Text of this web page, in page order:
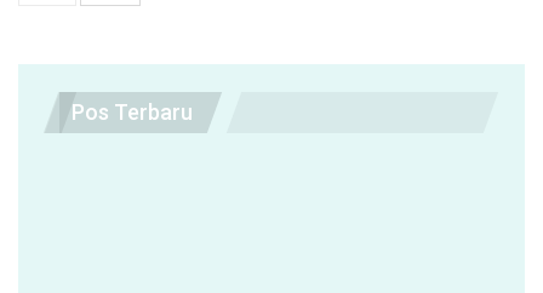
Pos Terbaru